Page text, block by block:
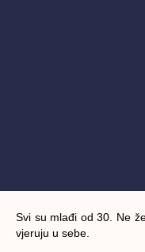
Svi su mlađi od 30. Ne
vjeruju u sebe.